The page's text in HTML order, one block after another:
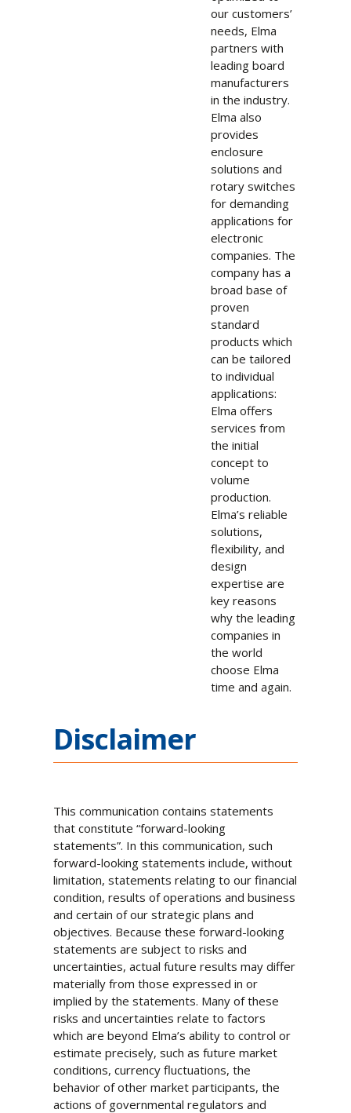
our customers’
needs, Elma
partners with
leading board
manufacturers
in the industry.
Elma also
provides
enclosure
solutions and
rotary switches
for demanding
applications for
electronic
companies. The
company has a
broad base of
proven
standard
products which
can be tailored
to individual
applications:
Elma offers
services from
the initial
concept to
volume
production.
Elma’s reliable
solutions,
flexibility, and
design
expertise are
key reasons
why the leading
companies in
the world
choose Elma
time and again.
Disclaimer
This communication contains statements
that constitute “forward-looking
statements”. In this communication, such
forward-looking statements include, without
limitation, statements relating to our financial
condition, results of operations and business
and certain of our strategic plans and
objectives. Because these forward-looking
statements are subject to risks and
uncertainties, actual future results may differ
materially from those expressed in or
implied by the statements. Many of these
risks and uncertainties relate to factors
which are beyond Elma’s ability to control or
estimate precisely, such as future market
conditions, currency fluctuations, the
behavior of other market participants, the
actions of governmental regulators and